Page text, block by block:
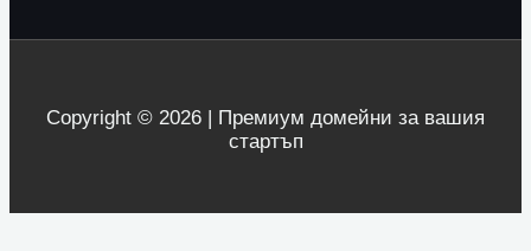
Copyright © 2026 | Премиум домейни за вашия
стартъп